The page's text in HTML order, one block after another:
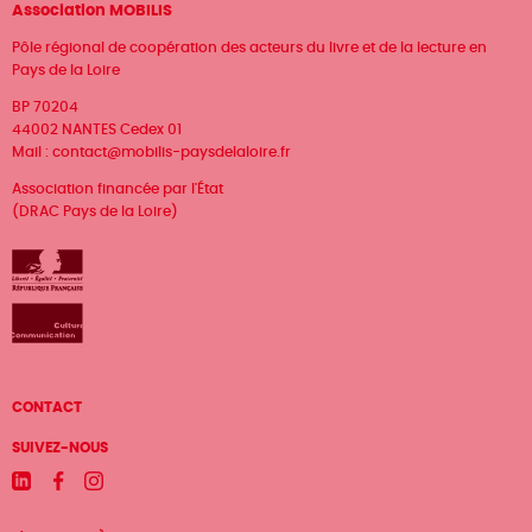
Association MOBILIS
Pôle régional de coopération des acteurs du livre et de la lecture en
Pays de la Loire
BP 70204
44002 NANTES Cedex 01
Mail : contact@mobilis-paysdelaloire.fr
Association financée par l'État
(DRAC Pays de la Loire)
Menu
Pied
de
CONTACT
SUIVEZ-NOUS
LinkedinFacebookInstagram